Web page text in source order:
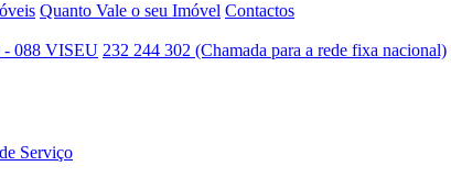
Quanto Vale o seu Imóvel Contactos
- 088 VISEU 232 244 302 (Chamada para a rede fixa nacional)
Serviço